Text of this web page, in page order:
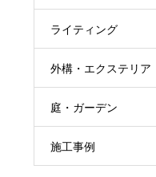
ライティング
外構・エクステリア
庭・ガーデン
施工事例